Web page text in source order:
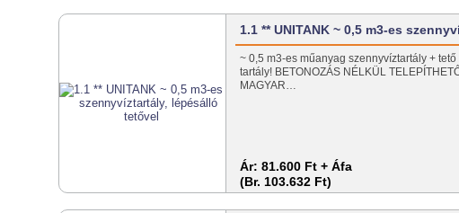
1.1 ** UNITANK ~ 0,5 m3-es
~ 0,5 m3-es műanyag szennyvíztartály +
tartály! BETONOZÁS NÉLKÜL
MAGYAR…
Ár: 81.600 Ft + Áfa
(Br. 103.632 Ft)